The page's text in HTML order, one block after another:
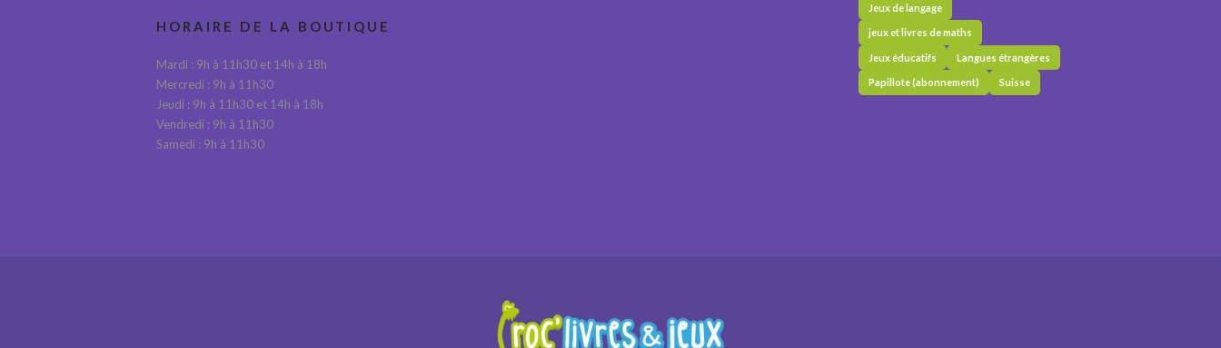
HORAIRE DE LA BOUTIQUE
Mardi : 9h à 11h30 et 14h à 18h
Mercredi : 9h à 11h30
Jeudi : 9h à 11h30 et 14h à 18h
Vendredi : 9h à 11h30
Samedi : 9h à 11h30
Jeux de langage
jeux et livres de maths
Jeux éducatifs Langues étrangères
Papillote (abonnement) Suisse